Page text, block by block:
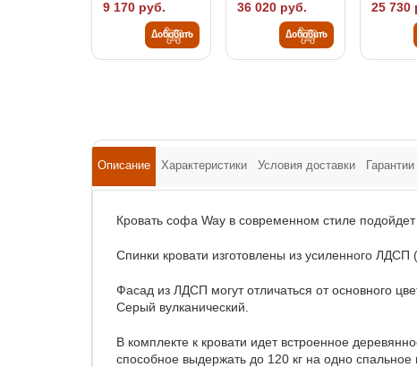
9 170 руб.
Добавить
36 020 руб.
Добавить
25 730
Описание Характеристики Условия доставки Гарантии
Кровать софа Way в современном стиле
Спинки кровати изготовлены из усиленного
Фасад из ЛДСП могут отличаться от основного
Серый вулканический.
В комплекте к кровати идет встроенное
способное выдержать до 120 кг на одно спальное